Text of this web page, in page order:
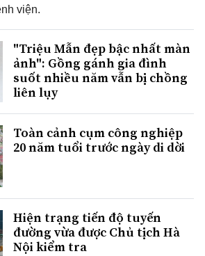
viện.
"Triệu Mẫn đẹp bậc nhất màn
ảnh": Gồng gánh gia đình
suốt nhiều năm vẫn bị chồng
liên lụy
Toàn cảnh cụm công nghiệp
20 năm tuổi trước ngày di dời
Hiện trạng tiến độ tuyến
đường vừa được Chủ tịch Hà
Nội kiểm tra